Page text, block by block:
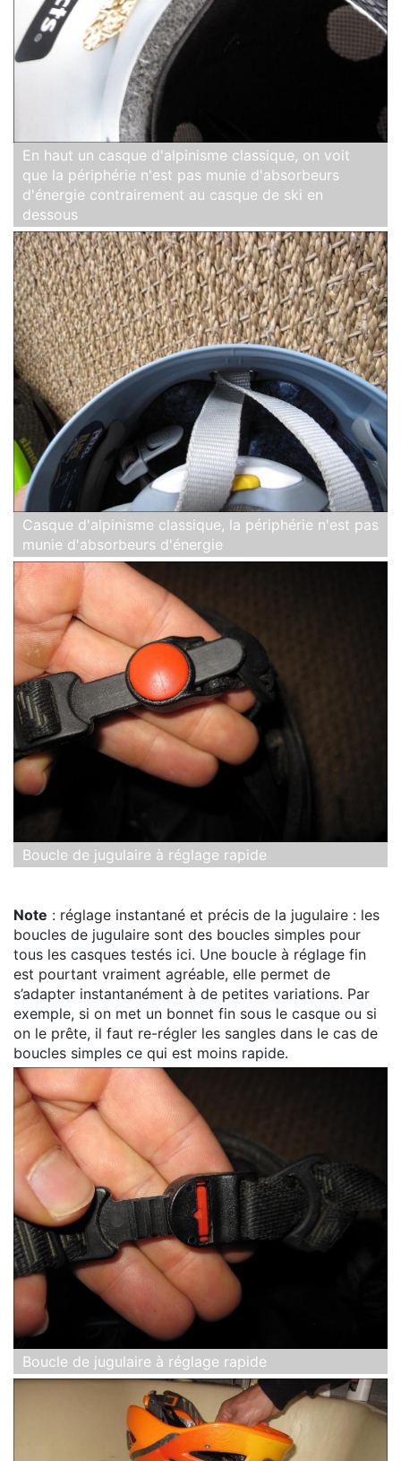
En haut un casque d'alpinisme classique, on voit
que la périphérie n'est pas munie d'absorbeurs
d'énergie contrairement au casque de ski en
dessous
Casque d'alpinisme classique, la périphérie n'est pas
munie d'absorbeurs d'énergie
Boucle de jugulaire à réglage rapide
Note : réglage instantané et précis de la jugulaire : les
boucles de jugulaire sont des boucles simples pour
tous les casques testés ici. Une boucle à réglage fin
est pourtant vraiment agréable, elle permet de
s’adapter instantanément à de petites variations. Par
exemple, si on met un bonnet fin sous le casque ou si
on le prête, il faut re-régler les sangles dans le cas de
boucles simples ce qui est moins rapide.
Boucle de jugulaire à réglage rapide